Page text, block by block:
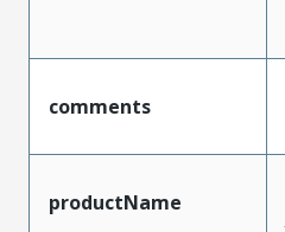
comments
productName